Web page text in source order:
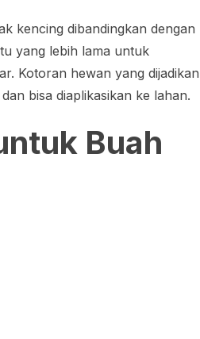
kencing dibandingkan dengan
yang lebih lama untuk
Kotoran hewan yang dijadikan
bisa diaplikasikan ke lahan.
Buah